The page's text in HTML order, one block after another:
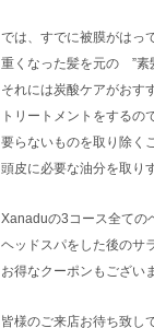
では、すでに被膜がはっ
重くなった髪を元の ”素
それには炭酸ケアがおす
トリートメントをするの
要らないものを取り除く
頭皮に必要な油分を取り
Xanaduの3コース全ての
ヘッドスパをした後のサ
お得なクーポンもござい
皆様のご来店お待ち致し